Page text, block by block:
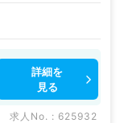
詳細を
見る
求人No. : 625932